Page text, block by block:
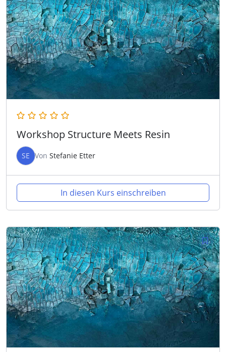
Workshop Structure Meets Resin
SE Von Stefanie Etter
In diesen Kurs einschreiben